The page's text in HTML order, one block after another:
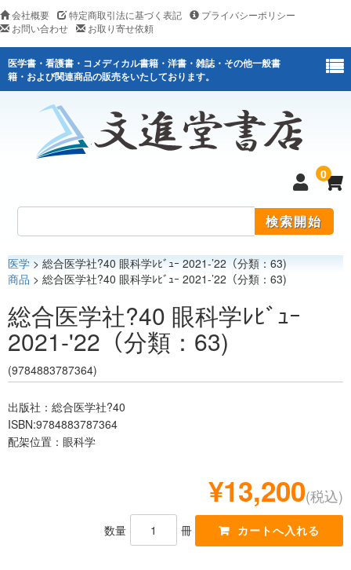
会社概要 特定商取引法に基づく表記
プライバシーポリシー
お問い合わせ
お取り寄せ依頼
医学書・看護書・コメディカル書籍・洋書・雑誌・その他一般書
籍・および関連商品の販売をいたしております。
0
医学
医薬関連
レジデント
医学 > 総合医学社?40 眼科学ﾚﾋﾞｭｰ 2021-’22（分類：63)
商品 > 総合医学社?40 眼科学ﾚﾋﾞｭｰ 2021-’22（分類：63)
総合医学社?40 眼科学ﾚﾋﾞｭｰ
2021-'22（分類：63)
(9784883787364)
出版社：総合医学社?40
ISBN:9784883787364
配架位置：眼科学
¥13,200(税込)
数量 冊